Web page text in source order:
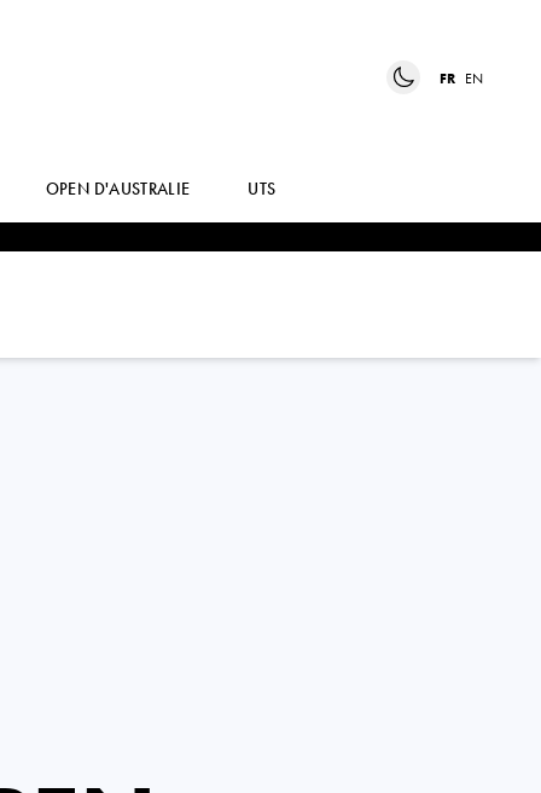
FR EN
OPEN D'AUSTRALIE UTS